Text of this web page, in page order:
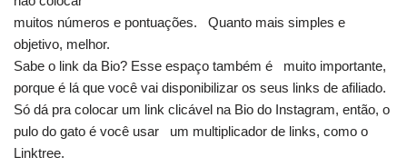
muitos números e pontuações. Quanto mais simples e
objetivo, melhor.
Sabe o link da Bio? Esse espaço também é muito importante,
porque é lá que você vai disponibilizar os seus links de afiliado.
Só dá pra colocar um link clicável na Bio do Instagram, então, o
pulo do gato é você usar um multiplicador de links, como o
Linktree.